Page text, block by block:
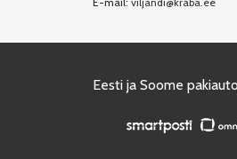
Eesti ja Soome